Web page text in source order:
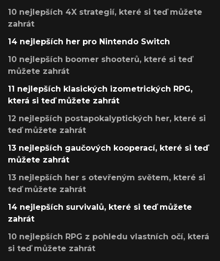
10 nejlepších 4X strategií, které si teď můžete
zahrát
14 nejlepších her pro Nintendo Switch
10 nejlepších boomer shooterů, které si teď
můžete zahrát
11 nejlepších klasických izometrických RPG,
která si teď můžete zahrát
12 nejlepších postapokalyptických her, které si
teď můžete zahrát
13 nejlepších gaučových kooperací, které si teď
můžete zahrát
13 nejlepších her s otevřeným světem, které si
teď můžete zahrát
14 nejlepších survivalů, které si teď můžete
zahrát
10 nejlepších RPG z pohledu vlastních očí, která
si teď můžete zahrát